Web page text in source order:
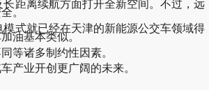
距离续航方面打开全新空间。不过，远
。
式就已经在天津的新能源公交车领域得
油基本类似。
等诸多制约性因素。
业开创更广阔的未来。